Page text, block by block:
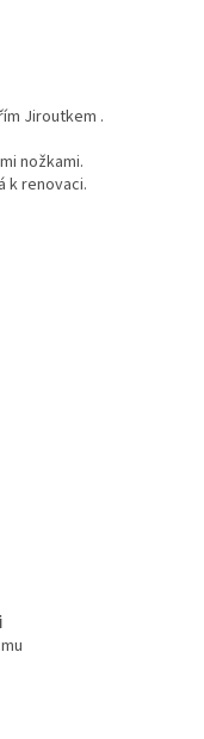
Jiroutkem .
nožkami.
k renovaci.